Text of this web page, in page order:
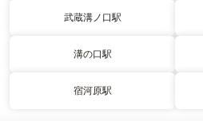
武蔵溝ノ口駅
溝の口駅
宿河原駅